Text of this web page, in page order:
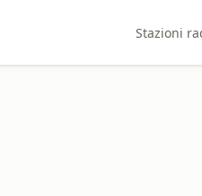
Stazioni